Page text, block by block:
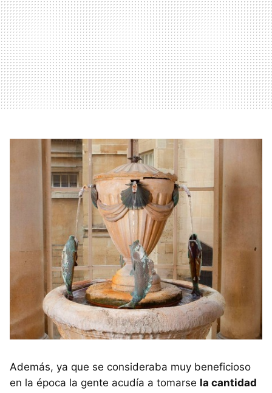
Además, ya que se consideraba muy beneficioso
en la época la gente acudía a tomarse la cantidad